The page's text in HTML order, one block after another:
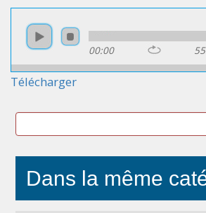
00:00
Télécharger
Dans la même